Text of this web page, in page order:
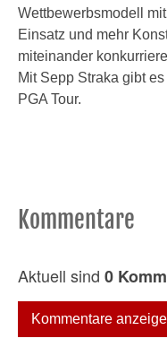
Wettbewerbsmodell
Einsatz und mehr
miteinander
Mit Sepp Straka gibt
PGA Tour.
Kommentare
Aktuell sind 0
Kommentare